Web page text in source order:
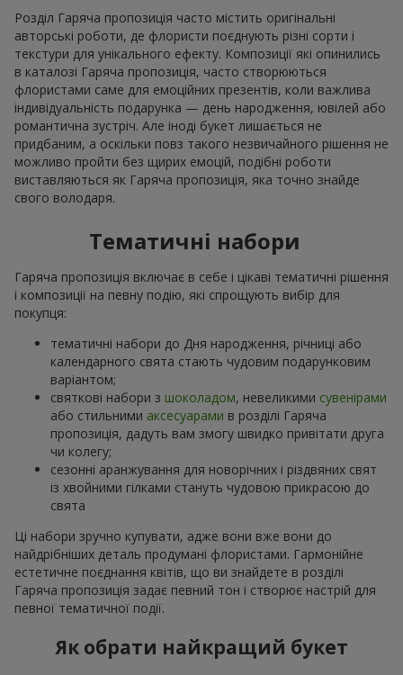
Розділ Гаряча пропозиція часто містить оригінальні
авторські роботи, де флористи поєднують різні сорти і
текстури для унікального ефекту. Композиції які опинились
в каталозі Гаряча пропозиція, часто створюються
флористами саме для емоційних презентів, коли важлива
індивідуальність подарунка — день народження, ювілей або
романтична зустріч. Але іноді букет лишається не
придбаним, а оскільки повз такого незвичайного рішення не
можливо пройти без щирих емоцій, подібні роботи
виставляються як Гаряча пропозиція, яка точно знайде
свого володаря.
Тематичні набори
Гаряча пропозиція включає в себе і цікаві тематичні рішення
і композиції на певну подію, які спрощують вибір для
покупця:
тематичні набори до Дня народження, річниці або
календарного свята стають чудовим подарунковим
варіантом;
святкові набори з шоколадом, невеликими сувенірами
або стильними аксесуарами в розділі Гаряча
пропозиція, дадуть вам змогу швидко привітати друга
чи колегу;
сезонні аранжування для новорічних і різдвяних свят
із хвойними гілками стануть чудовою прикрасою до
свята
Ці набори зручно купувати, адже вони вже вони до
найдрібніших деталь продумані флористами. Гармонійне
естетичне поєднання квітів, що ви знайдете в розділі
Гаряча пропозиція задає певний тон і створює настрій для
певної тематичної події.
Як обрати найкращий букет